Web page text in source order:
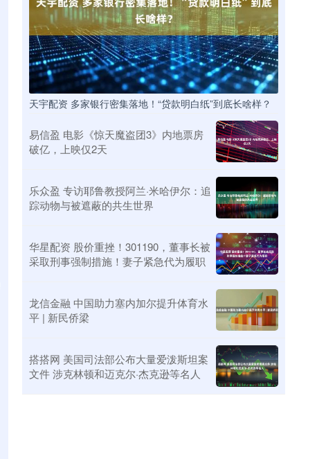
天宇配资 多家银行密集落地！“贷款明白纸”到底长啥样？
易信盈 电影《惊天魔盗团3》内地票房
破亿，上映仅2天
乐众盈 专访耶鲁教授阿兰·米哈伊尔：追
踪动物与被遮蔽的共生世界
华星配资 股价重挫！301190，董事长被
采取刑事强制措施！妻子紧急代为履职
龙信金融 中国助力塞内加尔提升体育水
平 | 新民侨梁
搭搭网 美国司法部公布大量爱泼斯坦案
文件 涉克林顿和迈克尔·杰克逊等名人